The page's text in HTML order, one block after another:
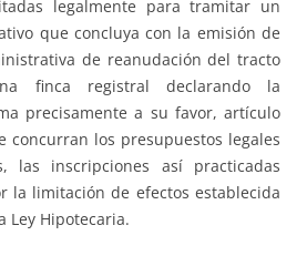
legalmente para tramitar un
que concluya con la emisión de
de reanudación del tracto
finca registral declarando la
precisamente a su favor, artículo
concurran los presupuestos legales
las inscripciones así practicadas
la limitación de efectos establecida
Ley Hipotecaria.